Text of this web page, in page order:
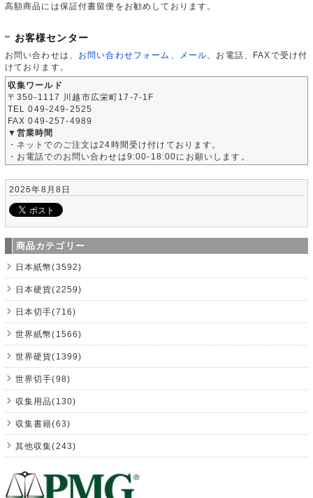
高額商品には保証付書留便をお勧めしております。
お客様センター
お問い合わせは、 お問い合わせフォーム メール 、お電話、FAXで受け付
けております。
収集ワールド
〒350-1117 川越市広栄町17-7-1F
TEL 049-249-2525
FAX 049-257-4989
▼営業時間
・ネットでのご注文は24時間受け付けております。
・お電話でのお問い合わせは9:00-18:00にお願いします。
2026年8月8日
商品カテゴリー
日本紙幣(3592)
日本硬貨(2259)
日本切手(716)
世界紙幣(1566)
世界硬貨(1399)
世界切手(98)
収集用品(130)
収集書籍(63)
其他収集(243)